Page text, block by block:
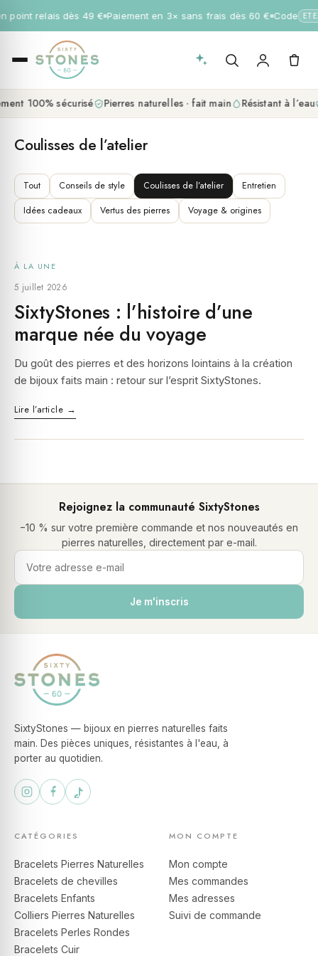
point relais dès 49 € Paiement en 3× sans frais dès 60 € Code
100% sécurisé Pierres naturelles · fait main Résistant à l’eau
Coulisses de l’atelier
Tout Conseils de style Coulisses de l’atelier
Entretien
Idées cadeaux
Vertus des pierres Voyage & origines
COULISSES DE L’ATELIER
À LA UNE
5 juillet 2026
SixtyStones : l’histoire d’une
marque née du voyage
Du goût des pierres et des horizons lointains à la création
de bijoux faits main : retour sur l’esprit SixtyStones.
Lire l’article →
Rejoignez la communauté SixtyStones
−10 % sur votre première commande et nos nouveautés en
pierres naturelles, directement par e-mail.
Je m'inscris
SixtyStones — bijoux en pierres naturelles faits
main. Des pièces uniques, résistantes à l'eau, à
porter au quotidien.
CATÉGORIES
Bracelets Pierres Naturelles
Bracelets de chevilles
Bracelets Enfants
Colliers Pierres Naturelles
Bracelets Perles Rondes
Bracelets Cuir
MON COMPTE
Mon compte
Mes commandes
Mes adresses
Suivi de commande